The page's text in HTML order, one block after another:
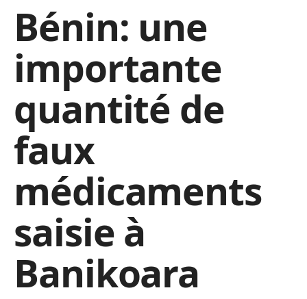
Bénin: une
importante
quantité de
faux
médicaments
saisie à
Banikoara